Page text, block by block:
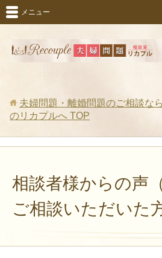
メニュー
夫婦問題・離婚問題のご相談な
のリカプルへ TOP
相談者様からの声
ご相談いただいた